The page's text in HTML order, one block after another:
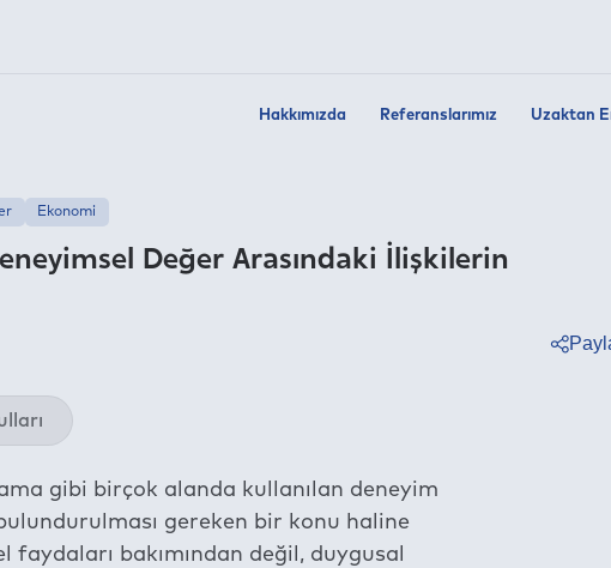
Hakkımızda Referanslarımız Uzaktan
Değer Arasındaki İlişkilerin
Ekonomi
gibi birçok alanda kullanılan deneyim
gereken bir konu haline
bakımından değil, duygusal